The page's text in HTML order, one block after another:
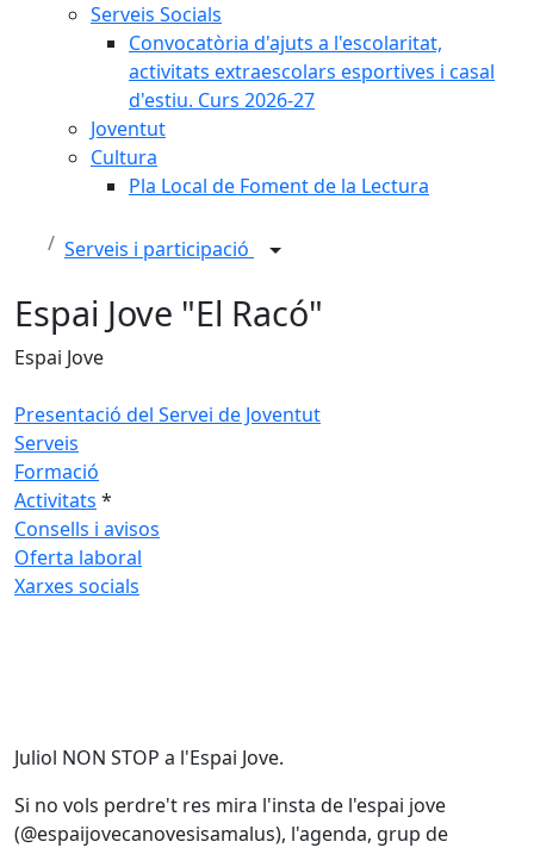
Serveis Socials
Convocatòria d'ajuts a l'escolaritat,
activitats extraescolars esportives i casal
d'estiu. Curs 2026-27
Joventut
Cultura
Pla Local de Foment de la Lectura
Serveis i participació
Espai Jove "El Racó"
Espai Jove
Presentació del Servei de Joventut
Serveis
Formació
Activitats *
Consells i avisos
Oferta laboral
Xarxes socials
Juliol NON STOP a l'Espai Jove.
Si no vols perdre't res mira l'insta de l'espai jove
(@espaijovecanovesisamalus), l'agenda, grup de